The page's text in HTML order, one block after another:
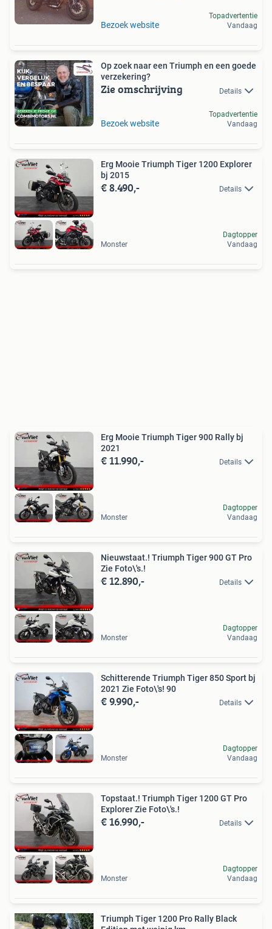
Bezoek website
Topadvertentie
Vandaag
Op zoek naar een Triumph en een goede
verzekering?
Zie omschrijving Details
Bezoek website
Topadvertentie
Vandaag
Erg Mooie Triumph Tiger 1200 Explorer
bj 2015
€ 8.490,- Details
Monster
Dagtopper
Vandaag
Erg Mooie Triumph Tiger 900 Rally bj
2021
€ 11.990,- Details
Monster
Dagtopper
Vandaag
Nieuwstaat.! Triumph Tiger 900 GT Pro
Zie Foto\'s.!
€ 12.890,- Details
Monster
Dagtopper
Vandaag
Schitterende Triumph Tiger 850 Sport bj
2021 Zie Foto\'s! 90
€ 9.990,- Details
Monster
Dagtopper
Vandaag
Topstaat.! Triumph Tiger 1200 GT Pro
Explorer Zie Foto\'s.!
€ 16.990,- Details
Monster
Dagtopper
Vandaag
Triumph Tiger 1200 Pro Rally Black